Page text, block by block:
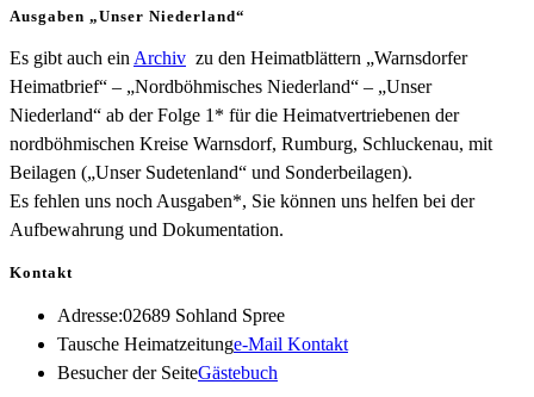
Ausgaben „Unser Niederland“
Es gibt auch ein Archiv zu den Heimatblättern „Warnsdorfer
Heimatbrief“ – „Nordböhmisches Niederland“ – „Unser
Niederland“ ab der Folge 1* für die Heimatvertriebenen der
nordböhmischen Kreise Warnsdorf, Rumburg, Schluckenau, mit
Beilagen („Unser Sudetenland“ und Sonderbeilagen).
Es fehlen uns noch Ausgaben*, Sie können uns helfen bei der
Aufbewahrung und Dokumentation.
Kontakt
Adresse:02689 Sohland Spree
Tausche Heimatzeitunge-Mail KontaktOpens
Besucher der SeiteGästebuch